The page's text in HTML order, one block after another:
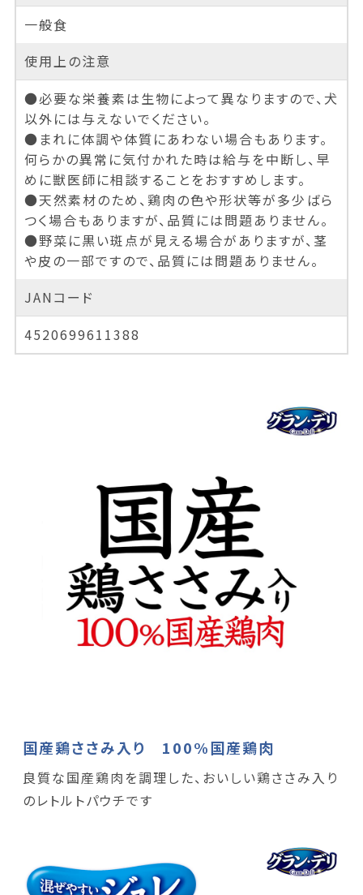
一般食
使用上の注意
●必要な栄養素は生物によって異なりますので、犬
以外には与えないでください。
●まれに体調や体質にあわない場合もあります。
何らかの異常に気付かれた時は給与を中断し、早
めに獣医師に相談することをおすすめします。
●天然素材のため、鶏肉の色や形状等が多少ばら
つく場合もありますが、品質には問題ありません。
●野菜に黒い斑点が見える場合がありますが、茎
や皮の一部ですので、品質には問題ありません。
JANコード
4520699611388
国産鶏ささみ入り 100%国産鶏肉
良質な国産鶏肉を調理した、おいしい鶏ささみ入り
のレトルトパウチです